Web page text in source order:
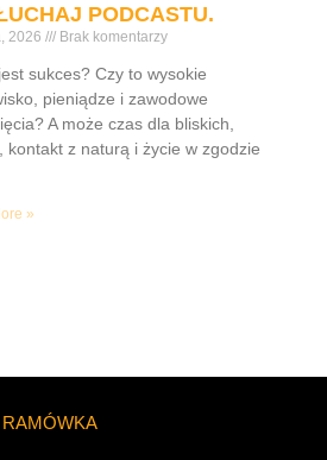
PODCASTU.
2026 Brak komentarzy
sukces? Czy to wysokie
pieniądze i zawodowe
A może czas dla bliskich,
kontakt z naturą i życie w zgodzie
»
RAMÓWKA